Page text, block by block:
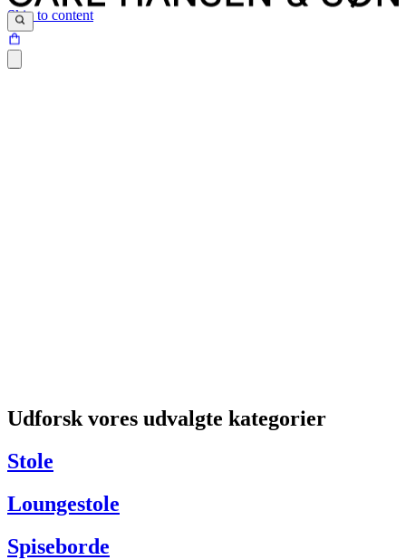
Skip to content
Har du brug for hjælp så kontakt venligst kundeservice via:
Tel +45 63 13 26 72
Udforsk vores udvalgte kategorier
Stole
Loungestole
Spiseborde